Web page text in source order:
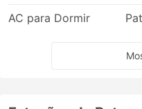
AC para Dormir